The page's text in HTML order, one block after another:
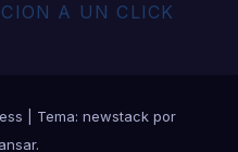
A UN CLICK
Tema: newstack por
.